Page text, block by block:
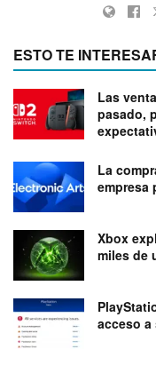
ESTO TE
Las
pasado,
La
empresa
Xbox
miles de
acceso